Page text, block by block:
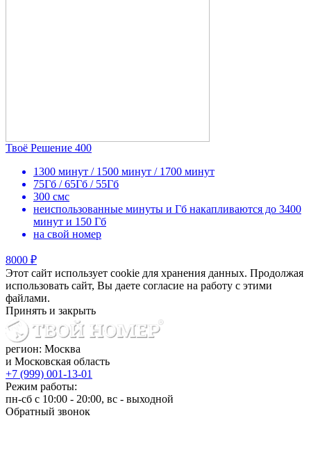
Твоё Решение 400
1300 минут / 1500 минут / 1700 минут
75Гб / 65Гб / 55Гб
300 смс
неиспользованные минуты и Гб накапливаются до 3400
минут и 150 Гб
на свой номер
8000 ₽
Этот сайт использует cookie для хранения данных. Продолжая
использовать сайт, Вы даете согласие на работу с этими
файлами.
Принять и закрыть
регион: Москва
и Московская область
+7 (999) 001-13-01
Режим работы:
пн-сб с 10:00 - 20:00, вс - выходной
Обратный звонок